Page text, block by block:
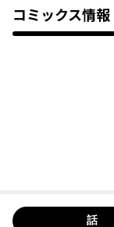
骨董品が持つ縁を読
心ときめくアンティ
コミックス情報
話